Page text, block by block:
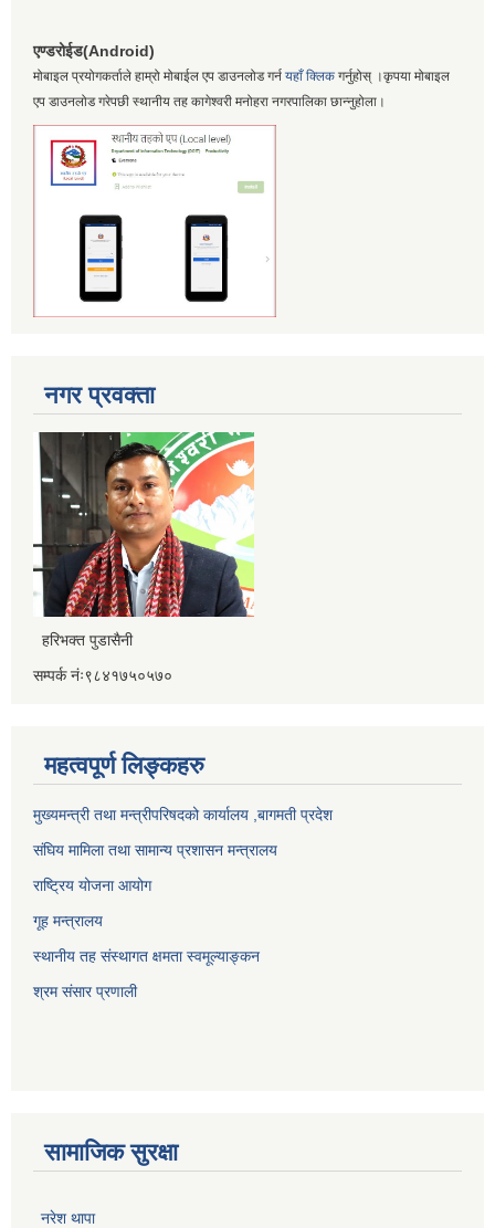
एण्डरोईड(Android)
मोबाइल प्रयोगकर्ताले हाम्रो मोबाईल एप डाउनलोड गर्न यहाँ क्लिक गर्नुहोस् ।कृपया मोबाइल
एप डाउनलोड गरेपछी स्थानीय तह कागेश्वरी मनोहरा नगरपालिका छान्नुहोला।
नगर प्रवक्ता
हरिभक्त पुडासैनी
सम्पर्क नंः९८४१७५०५७०
महत्वपूर्ण लिङ्कहरु
मुख्यमन्त्री तथा मन्त्रीपरिषदको कार्यालय ,बागमती प्रदेश
संघिय मामिला तथा सामान्य प्रशासन मन्त्रालय
राष्ट्रिय योजना आयोग
गूह मन्त्रालय
स्थानीय तह संस्थागत क्षमता स्वमूल्याङ्कन
श्रम संसार प्रणाली
सामाजिक सुरक्षा
नरेश थापा